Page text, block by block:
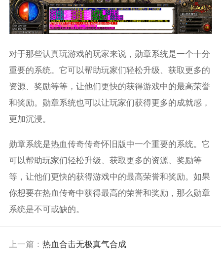
对于那些认真玩游戏的玩家来说，勋章系统是一个十分
重要的系统。它可以帮助玩家们轻松升级、获取更多的
资源、奖励等等，让他们更快的获得游戏中的最高荣誉
和奖励。勋章系统也可以让玩家们获得更多的成就感，
更加沉浸。
勋章系统是热血传奇传奇怀旧版中一个重要的系统。它
可以帮助玩家们轻松升级、获取更多的资源、奖励等
等，让他们更快的获得游戏中的最高荣誉和奖励。如果
你想要在热血传奇中获得最高的荣誉和奖励，那么勋章
系统是不可或缺的。
上一篇： 热血合击无极真气合成